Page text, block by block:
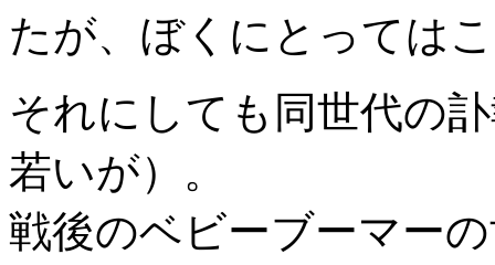
たが、ぼくにとっては
それにしても同世代の
若いが）。
戦後のベビーブーマー